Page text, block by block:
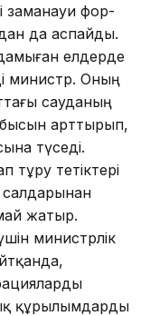
заманауи фор­
да аспайды.
елдерде
министр. Оның
сауданың
арттырып,
түседі.
тұру тетіктері
салдарынан
жатыр.
министрлік
құрылымдарды